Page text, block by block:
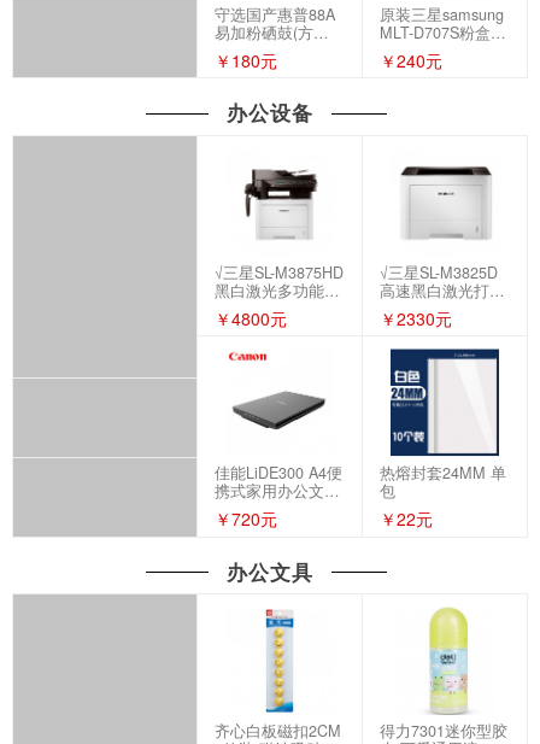
守选国产惠普88A
易加粉硒鼓(方菱
￥180元
原装三星samsung
MLT-D707S粉盒/
碳粉/墨粉 适用机
型：三星samsung
￥240元
办公设备
√三星SL-M3875HD
黑白激光多功能一
体机 网络双面 打
印复印扫描传真
￥4800元
√三星SL-M3825D
高速黑白激光打印
机 自动双面打印
鼓粉分离商务办公
￥2330元
佳能LiDE300 A4便
携式家用办公文档
照片身份证扫描仪
￥720元
热熔封套24MM 单
包
￥22元
办公文具
齐心白板磁扣2CM 得力7301迷你型胶